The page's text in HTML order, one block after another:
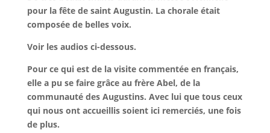
pour la fête de saint Augustin. La chorale était
composée de belles voix.
Voir les audios ci-dessous.
Pour ce qui est de la visite commentée en français,
elle a pu se faire grâce au frère Abel, de la
communauté des Augustins. Avec lui que tous ceux
qui nous ont accueillis soient ici remerciés, une fois
de plus.